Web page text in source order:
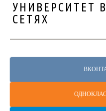
УНИВЕРСИТЕТ
СЕТЯХ